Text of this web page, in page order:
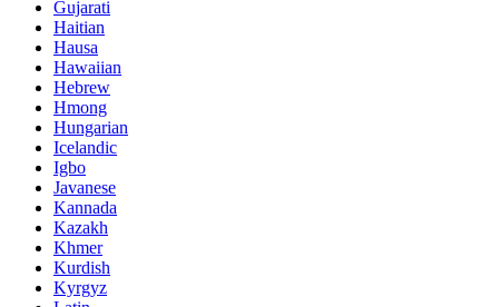
Gujarati
Haitian
Hausa
Hawaiian
Hebrew
Hmong
Hungarian
Icelandic
Igbo
Javanese
Kannada
Kazakh
Khmer
Kurdish
Kyrgyz